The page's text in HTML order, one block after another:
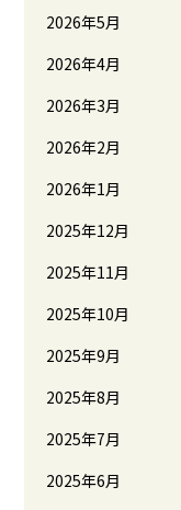
2026年5月
2026年4月
2026年3月
2026年2月
2026年1月
2025年12月
2025年11月
2025年10月
2025年9月
2025年8月
2025年7月
2025年6月